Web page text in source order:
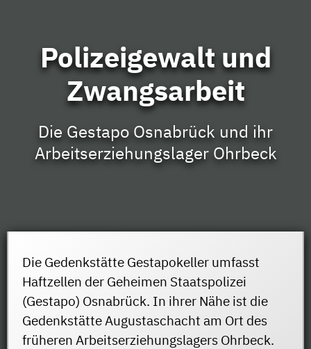
Polizeigewalt und
Zwangsarbeit
Die Gestapo Osnabrück und ihr
Arbeitserziehungslager Ohrbeck
Die Gedenkstätte Gestapokeller umfasst
Haftzellen der Geheimen Staatspolizei
(Gestapo) Osnabrück. In ihrer Nähe ist die
Gedenkstätte Augustaschacht am Ort des
früheren Arbeitserziehungslagers Ohrbeck.